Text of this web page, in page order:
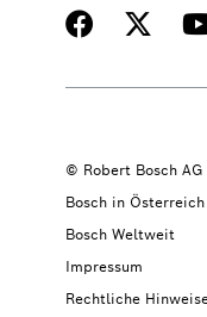
© Robert Bosch
Bosch in Österreich
Bosch Weltweit
Impressum
Rechtliche